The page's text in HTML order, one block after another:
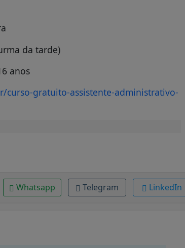
da tarde)
anos
curso-gratuito-assistente-administrativo-
Whatsapp Telegram LinkedIn